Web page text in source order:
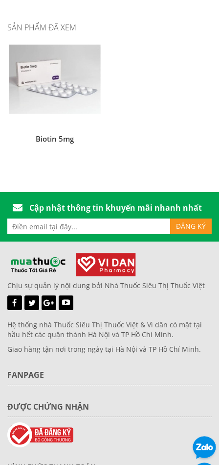
SẢN PHẨM ĐÃ XEM
Biotin 5mg
Cập nhật thông tin khuyến mãi nhanh nhất
Chịu sự quản lý nội dung bởi Nhà Thuốc Siêu Thị Thuốc Việt
Hệ thống nhà Thuốc Siêu Thị Thuốc Việt & Vì dân có mặt tại
hầu hết các quận thành Hà Nội và TP Hồ Chí Minh.
Giao hàng tận nơi trong ngày tại Hà Nội và TP Hồ Chí Minh.
FANPAGE
ĐƯỢC CHỨNG NHẬN